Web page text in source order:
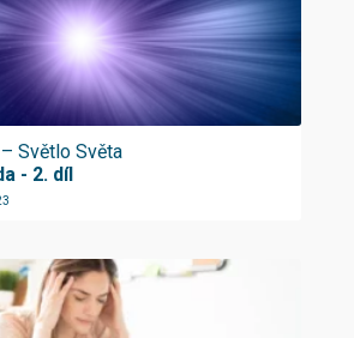
Světlo Světa
- 2. díl